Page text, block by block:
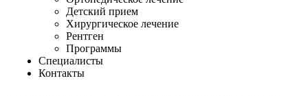
Детский прием
Хирургическое лечение
Рентген
Программы
Специалисты
Контакты
Записаться на прием обратный звонок
Единый справочный телефон
+7 384 234-44-19
КОГДА НУЖНО УДАЛИТЬ ЗУБ?